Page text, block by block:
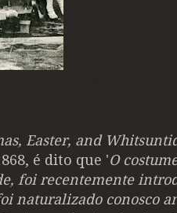
Easter, and
é dito que 'O
foi recentemente
naturalizado conosco